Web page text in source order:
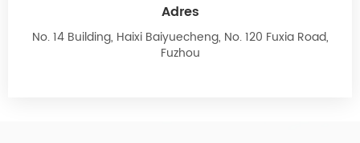
Adres
No. 14 Building, Haixi Baiyuecheng, No. 120 Fuxia Road,
Fuzhou